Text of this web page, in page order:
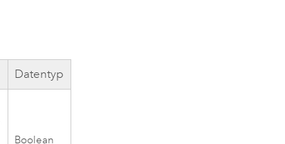
Datentyp
Boolean